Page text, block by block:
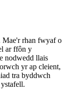
Mae'r rhan fwyaf o
ar ffôn y
nodwedd llais
yr ap cleient,
tra byddwch